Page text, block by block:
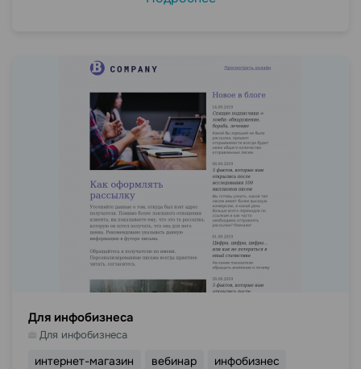
Для инфобизнеса
Для инфобизнеса
интернет-магазин вебинар инфобизнес